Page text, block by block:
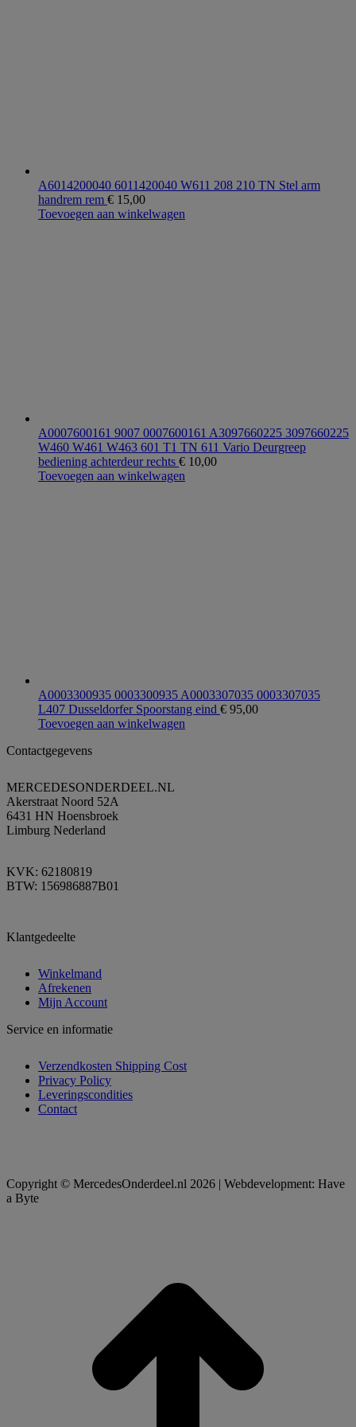
A6014200040 6011420040 W611 208 210 TN Stel arm
handrem rem € 15,00
Toevoegen aan winkelwagen
A0007600161 9007 0007600161 A3097660225 3097660225
W460 W461 W463 601 T1 TN 611 Vario Deurgreep
bediening achterdeur rechts € 10,00
Toevoegen aan winkelwagen
A0003300935 0003300935 A0003307035 0003307035
L407 Dusseldorfer Spoorstang eind € 95,00
Toevoegen aan winkelwagen
Contactgegevens
MERCEDESONDERDEEL.NL
Akerstraat Noord 52A
6431 HN Hoensbroek
Limburg Nederland
KVK: 62180819
BTW: 156986887B01
Klantgedeelte
Winkelmand
Afrekenen
Mijn Account
Service en informatie
Verzendkosten Shipping Cost
Privacy Policy
Leveringscondities
Contact
Copyright © MercedesOnderdeel.nl 2026 | Webdevelopment: Have
a Byte